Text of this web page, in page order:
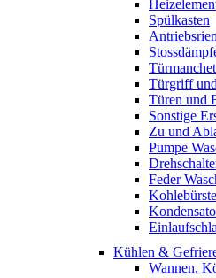
Spülkasten
Türgriff
Türen und
Sonstige
Zu und
Pumpe
Feder
Kühlen &
Wannen,